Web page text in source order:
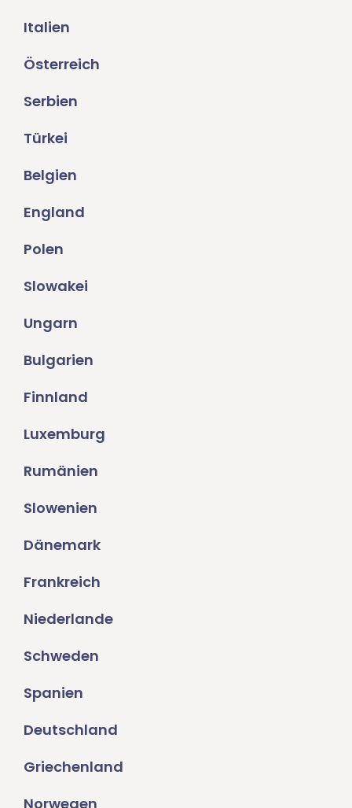
Italien
Österreich
Serbien
Türkei
Belgien
England
Polen
Slowakei
Ungarn
Bulgarien
Finnland
Luxemburg
Rumänien
Slowenien
Dänemark
Frankreich
Niederlande
Schweden
Spanien
Deutschland
Griechenland
Norwegen